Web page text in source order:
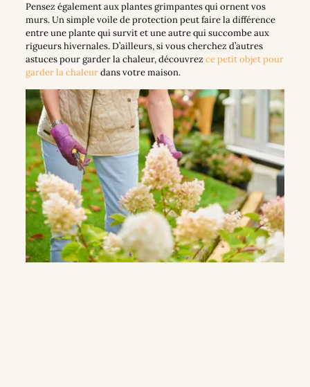
Pensez également aux plantes grimpantes qui ornent vos
murs. Un simple voile de protection peut faire la différence
entre une plante qui survit et une autre qui succombe aux
rigueurs hivernales. D’ailleurs, si vous cherchez d’autres
astuces pour garder la chaleur, découvrez ce petit objet pour
garder la chaleurdans votre maison.